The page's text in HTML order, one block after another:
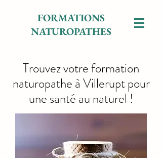
FORMATIONS
NATUROPATHES
Trouvez votre formation
naturopathe à Villerupt pour
une santé au naturel !